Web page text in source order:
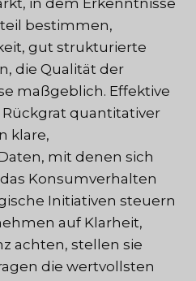
in dem Erkenntnisse
bestimmen,
gut strukturierte
die Qualität der
maßgeblich. Effektive
quantitativer
klare,
mit denen sich
Konsumverhalten
Initiativen steuern
auf Klarheit,
achten, stellen sie
die wertvollsten